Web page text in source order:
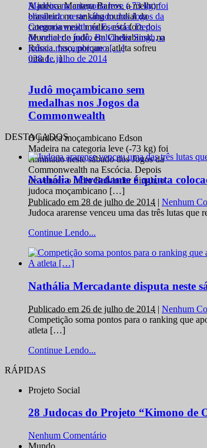
A judoca Mariana Barros, a melhor
brasileira no ranking mundial da
categoria meio médio, está fora do
Mundial de judô, em Cheliabinsk, na
Rússia. Isso, porque a atleta sofreu
uma […]
028 de julho de 2014
Judô moçambicano sem
medalhas nos Jogos da
Commonwealth
O judoca moçambicano Edson
Madeira na categoria leve (-73 kg) foi
eliminado neste sábado dos Jogos da
Commonwealth na Escócia. Depois
de vencer o índio Balvinder Singh, o
judoca moçambicano […]
DESTACADOS
Nathália Mercadante é quinta
Publicado em 28 de julho de 2014 | Nenhum
Judoca ararense venceu uma das três lutas
Continue Lendo...
Nathália Mercadante disputa neste
Publicado em 26 de julho de 2014 | Nenhum
Competição soma pontos para o ranking que
atleta […]
Continue Lendo...
RÁPIDAS
Projeto Social
28 Judocas do Projeto “Kimono de
Nenhum Comentário
Mundo